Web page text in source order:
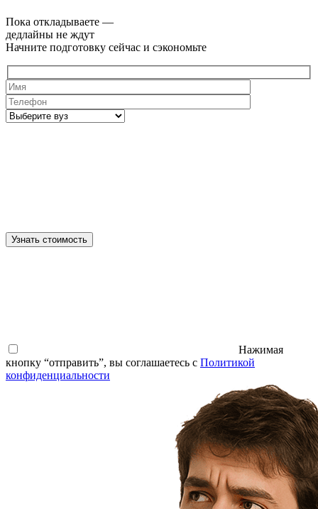
Пока откладываете —
дедлайны не ждут
Начните подготовку сейчас и сэкономьте
Узнать стоимость
Нажимая
кнопку “отправить”, вы соглашаетесь с Политикой
конфиденциальности